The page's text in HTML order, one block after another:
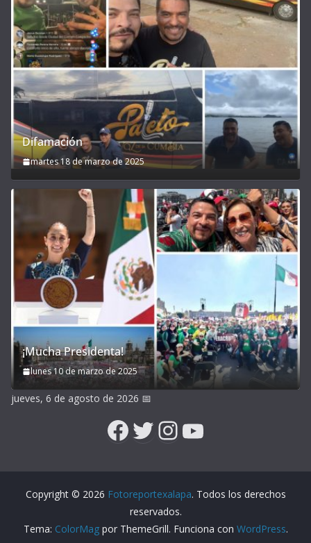
Difamación
martes 18 de marzo de 2025
¡Mucha Presidenta!
lunes 10 de marzo de 2025
jueves, 6 de agosto de 2026 📅
Facebook
Twitter
Instagram
YouTube
Copyright © 2026 Fotoreportexalapa. Todos los derechos
reservados.
Tema: ColorMagpor ThemeGrill. Funciona con WordPress.